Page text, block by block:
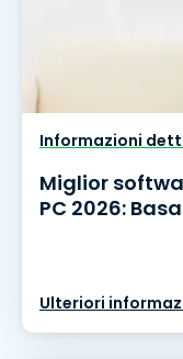
Informazioni
Miglior
PC 2026:
Ulteriori